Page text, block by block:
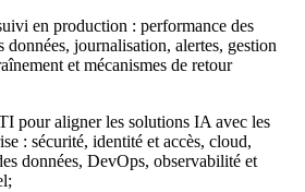
en production : performance des
données, journalisation, alertes, gestion
et mécanismes de retour
pour aligner les solutions IA avec les
: sécurité, identité et accès, cloud,
données, DevOps, observabilité et